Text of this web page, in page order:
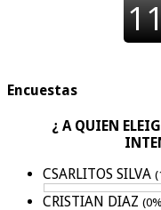
Encuestas
¿ A QUIEN
CSARLITOS SILVA
CRISTIAN DIAZ